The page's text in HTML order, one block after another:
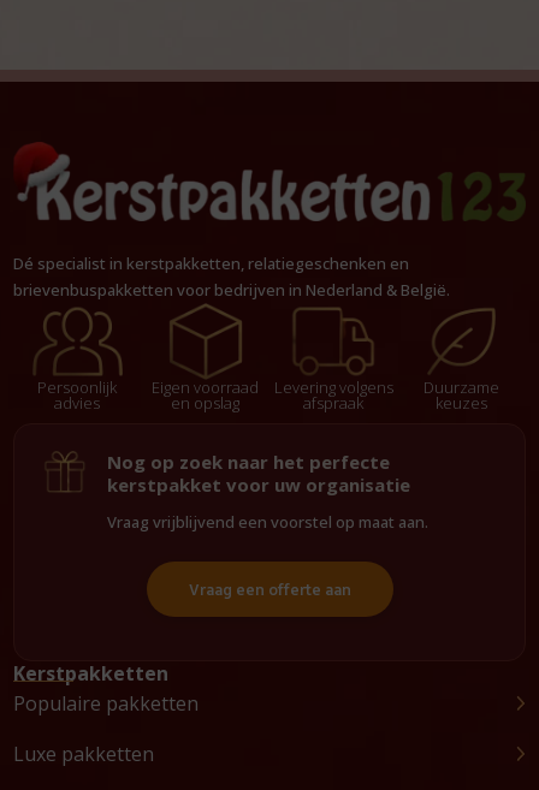
Dé specialist in kerstpakketten, relatiegeschenken en
brievenbuspakketten voor bedrijven in Nederland & België.
Persoonlijk
advies
Eigen voorraad
en opslag
Levering volgens
afspraak
Duurzame
keuzes
Nog op zoek naar het perfecte
kerstpakket voor uw organisatie
Vraag vrijblijvend een voorstel op maat aan.
Vraag een offerte aan
Kerstpakketten
Populaire pakketten
Luxe pakketten